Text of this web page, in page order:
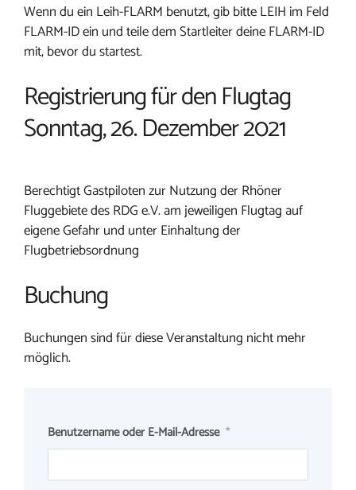
Wenn du ein Leih-FLARM benutzt, gib bitte LEIH im Feld
FLARM-ID ein und teile dem Startleiter deine FLARM-ID
mit, bevor du startest.
Registrierung für den Flugtag
Sonntag, 26. Dezember 2021
Berechtigt Gastpiloten zur Nutzung der Rhöner
Fluggebiete des RDG e.V. am jeweiligen Flugtag auf
eigene Gefahr und unter Einhaltung der
Flugbetriebsordnung
Buchung
Buchungen sind für diese Veranstaltung nicht mehr
möglich.
Benutzername oder E-Mail-Adresse *